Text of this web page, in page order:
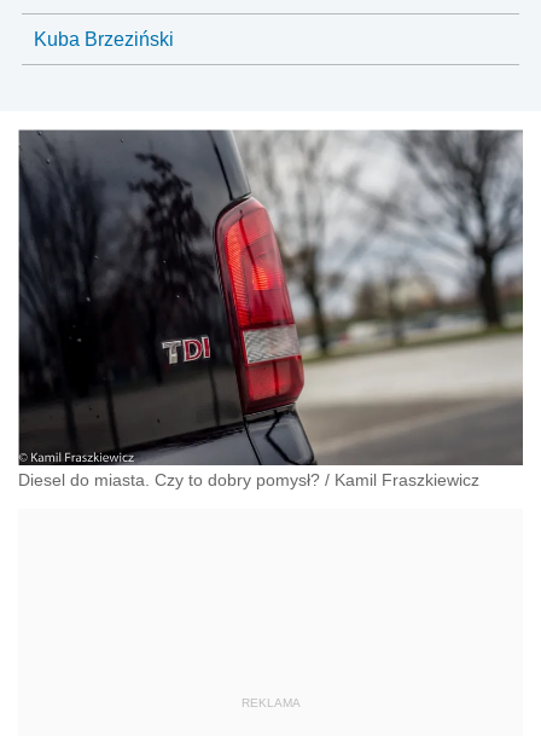
Kuba Brzeziński
Diesel do miasta. Czy to dobry pomysł? / Kamil Fraszkiewicz